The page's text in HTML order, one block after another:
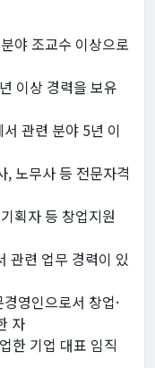
야 조교수 이상으로
이상 경력을 보유
관련 분야 5년 이
노무사 등 전문자격
획자 등 창업지원
관련 업무 경력이 있
영인으로서 창업·
자
한 기업 대표 임직